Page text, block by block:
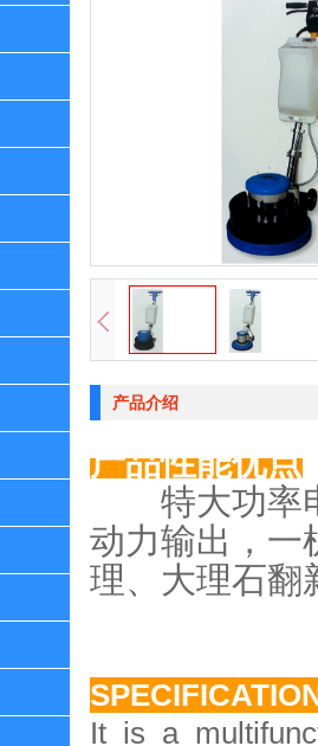
产品介绍
产品性能优点
特大功率电
动力输出，一
理、大理石翻
It is a